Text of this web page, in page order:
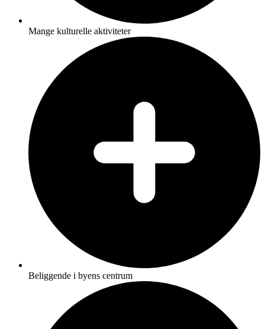
Mange kulturelle aktiviteter
Beliggende i byens centrum